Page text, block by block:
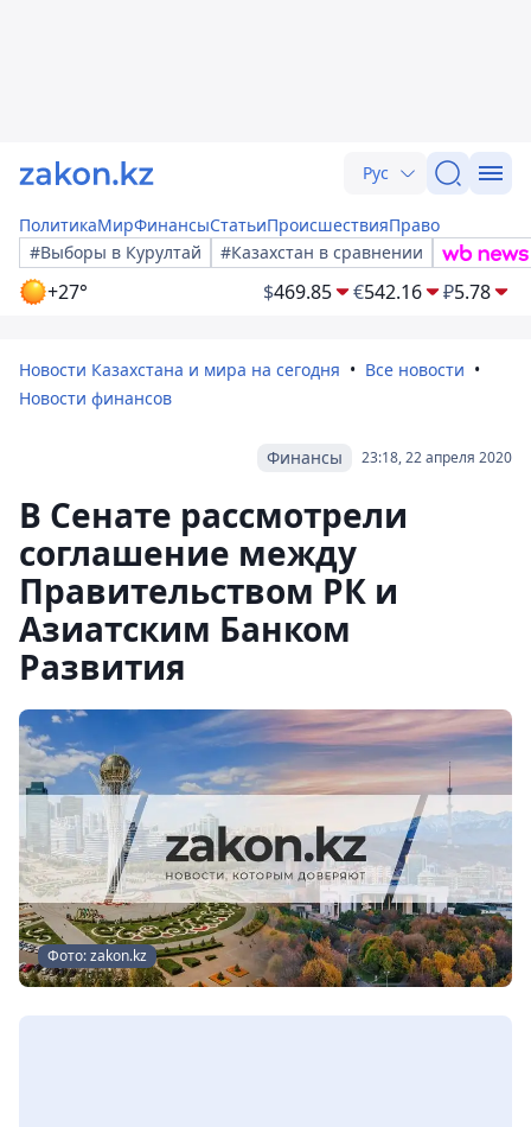
Рус
ПолитикаМирФинансыСтатьиПроисшествияПраво
#Выборы в Курултай
#Казахстан в сравнении
+27° $469.85 €542.16 ₽5.78
Новости Казахстана и мира на сегодня
Все новости
Новости финансов
23:18, 22 апреля 2020
Финансы
В Сенате рассмотрели
соглашение между
Правительством РК и
Азиатским Банком
Развития
Фото: zakon.kz